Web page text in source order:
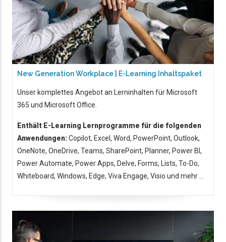
New Generation Workplace | E-Learning Inhaltspaket
Unser komplettes Angebot an Lerninhalten für Microsoft
365 und Microsoft Office.
Enthält E-Learning Lernprogramme für die folgenden
Anwendungen: Copilot, Excel, Word, PowerPoint, Outlook,
OneNote, OneDrive, Teams, SharePoint, Planner, Power BI,
Power Automate, Power Apps, Delve, Forms, Lists, To-Do,
Whiteboard, Windows, Edge, Viva Engage, Visio und mehr ...